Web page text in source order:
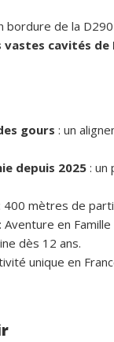
bordure de la
vastes cavités de
gours : un
depuis 2025 : un
400 mètres de
: Aventure en
dès 12 ans.
unique en